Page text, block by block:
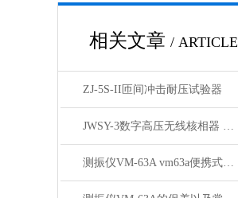
相关文章 / ARTICLE
ZJ-5S-II匝间冲击耐压试验器
JWSY-3数字高压无线核相器 高压无线核相仪上海徐吉制造
测振仪VM-63A vm63a便携式测振仪生产厂家